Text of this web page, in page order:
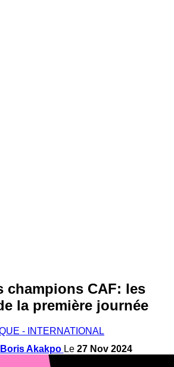
champions CAF: les
la première journée
- INTERNATIONAL
Boris Akakpo Le 27 Nov 2024